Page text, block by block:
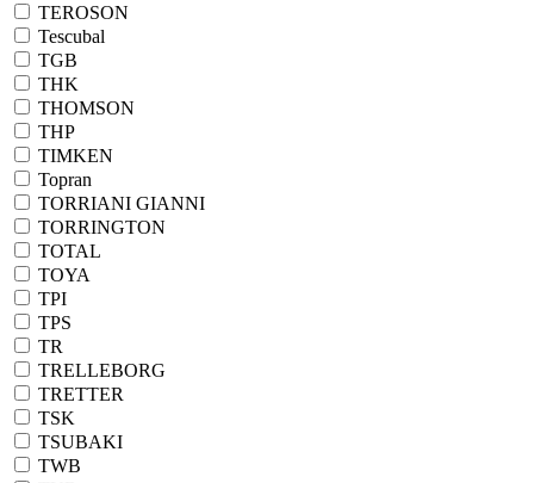
TEROSON
Tescubal
TGB
THK
THOMSON
THP
TIMKEN
Topran
TORRIANI GIANNI
TORRINGTON
TOTAL
TOYA
TPI
TPS
TR
TRELLEBORG
TRETTER
TSK
TSUBAKI
TWB